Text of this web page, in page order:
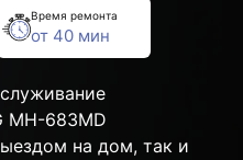
Время ремонта
от 40 мин
MH-683MD
на дом, так и